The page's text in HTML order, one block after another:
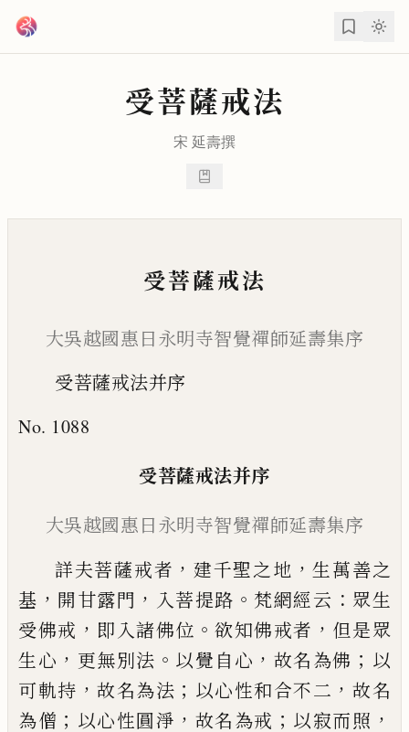
受菩薩戒法
宋 延壽撰
受菩薩戒法
大吳越國惠日永明寺智覺禪師延壽集序
受菩薩戒法并序
No. 1088
受菩薩戒法并序
大吳越國惠日永明寺智覺禪師延壽集序
詳夫菩薩戒者 ，建千聖之地 ，生萬善之
基 ， 開甘露門 ， 入菩提路 。 梵網經云 ： 眾生
受佛戒 ， 即入諸佛位 。欲知佛戒者 ， 但是眾
生心 ， 更無別法 。 以覺自心 ， 故名為佛 ； 以
可軌持 ，故名為法 ； 以心性和合不二 ，故名
為僧 ； 以心性圓淨 ， 故名為戒 ； 以寂而照 ，